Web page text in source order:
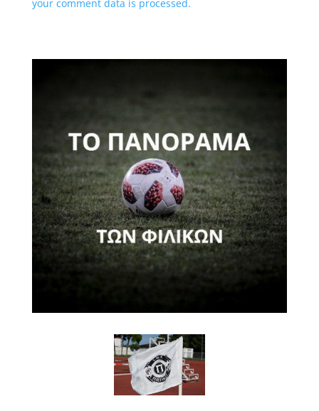
your comment data is processed.